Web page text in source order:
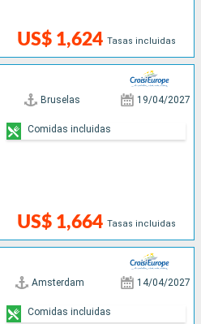
US$ 1,624 Tasas incluidas
Bruselas 19/04/2027
US$ 1,664 Tasas incluidas
Comidas incluidas
Amsterdam 14/04/2027
Comidas incluidas